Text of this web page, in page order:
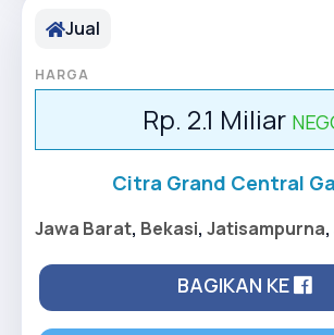
Jual
HARGA
Rp. 2.1 Miliar
Citra Grand Central
Jawa Barat, Bekasi, Jatisampurna,
BAGIKAN KE